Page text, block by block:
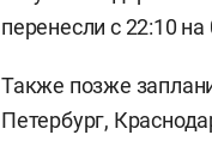
перенесли с 22:10
Также позже
Петербург,